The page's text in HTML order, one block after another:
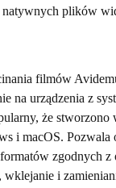
plików
filmów
na urządzenia z
że stworzono
i macOS. Pozwala
zgodnych z
i